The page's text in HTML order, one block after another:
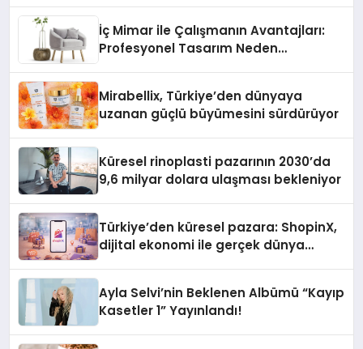
İç Mimar ile Çalışmanın Avantajları:
Profesyonel Tasarım Neden
Mirabellix, Türkiye’den dünyaya
uzanan güçlü büyümesini sürdürüyor
Küresel rinoplasti pazarının 2030’da
9,6 milyar dolara ulaşması bekleniyor
Türkiye’den küresel pazara: ShopinX,
dijital ekonomi ile gerçek dünya
Ayla Selvi’nin Beklenen Albümü “Kayıp
Kasetler 1” Yayınlandı!